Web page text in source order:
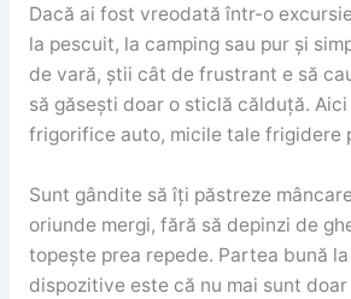
Dacă ai fost vreodată într-o
la pescuit, la camping sau pur și
de vară, știi cât de frustrant e să
să găsești doar o sticlă călduță.
frigorifice auto, micile tale frigidere
Sunt gândite să îți păstreze
oriunde mergi, fără să depinzi de
topește prea repede. Partea bună
dispozitive este că nu mai sunt